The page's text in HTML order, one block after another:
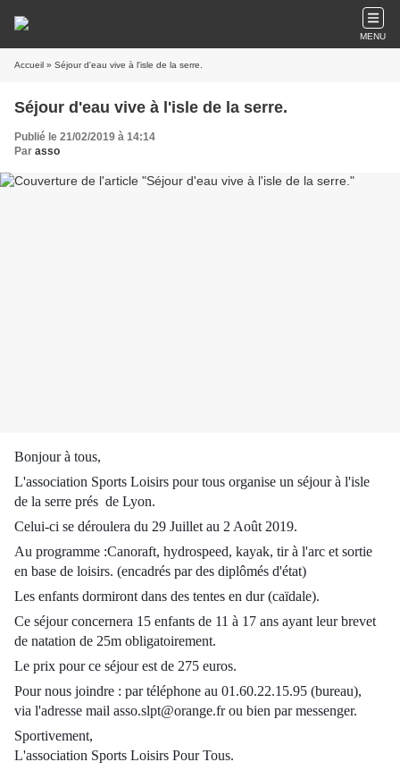
MENU
Accueil » Séjour d'eau vive à l'isle de la serre.
Séjour d'eau vive à l'isle de la serre.
Publié le 21/02/2019 à 14:14
Par asso
Bonjour à tous,
L'association Sports Loisirs pour tous organise un séjour à l'isle
de la serre prés de Lyon.
Celui-ci se déroulera du 29 Juillet au 2 Août 2019.
Au programme :Canoraft, hydrospeed, kayak, tir à l'arc et sortie
en base de loisirs. (encadrés par des diplômés d'état)
Les enfants dormiront dans des tentes en dur (caïdale).
Ce séjour concernera 15 enfants de 11 à 17 ans ayant leur brevet
de natation de 25m obligatoirement.
Le prix pour ce séjour est de 275 euros.
Pour nous joindre : par téléphone au 01.60.22.15.95 (bureau),
via l'adresse mail asso.slpt@orange.fr ou bien par messenger.
Sportivement,
L'association Sports Loisirs Pour Tous.